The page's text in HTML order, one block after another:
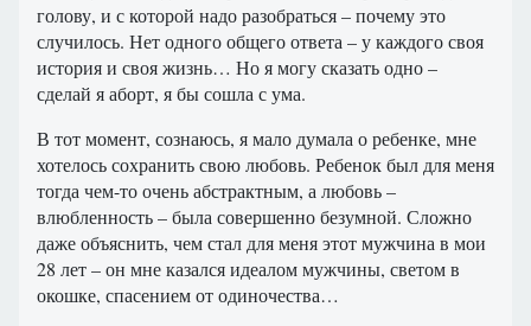
голову, и с которой надо разобраться – почему это
случилось. Нет одного общего ответа – у каждого своя
история и своя жизнь… Но я могу сказать одно –
сделай я аборт, я бы сошла с ума.
В тот момент, сознаюсь, я мало думала о ребенке, мне
хотелось сохранить свою любовь. Ребенок был для меня
тогда чем-то очень абстрактным, а любовь –
влюбленность – была совершенно безумной. Сложно
даже объяснить, чем стал для меня этот мужчина в мои
28 лет – он мне казался идеалом мужчины, светом в
окошке, спасением от одиночества…